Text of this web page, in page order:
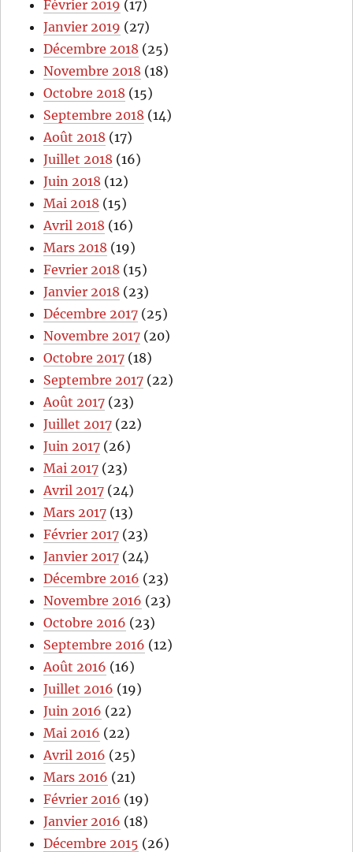
Février 2019 (17)
Janvier 2019 (27)
Décembre 2018 (25)
Novembre 2018 (18)
Octobre 2018 (15)
Septembre 2018 (14)
Août 2018 (17)
Juillet 2018 (16)
Juin 2018 (12)
Mai 2018 (15)
Avril 2018 (16)
Mars 2018 (19)
Fevrier 2018 (15)
Janvier 2018 (23)
Décembre 2017 (25)
Novembre 2017 (20)
Octobre 2017 (18)
Septembre 2017 (22)
Août 2017 (23)
Juillet 2017 (22)
Juin 2017 (26)
Mai 2017 (23)
Avril 2017 (24)
Mars 2017 (13)
Février 2017 (23)
Janvier 2017 (24)
Décembre 2016 (23)
Novembre 2016 (23)
Octobre 2016 (23)
Septembre 2016 (12)
Août 2016 (16)
Juillet 2016 (19)
Juin 2016 (22)
Mai 2016 (22)
Avril 2016 (25)
Mars 2016 (21)
Février 2016 (19)
Janvier 2016 (18)
Décembre 2015 (26)